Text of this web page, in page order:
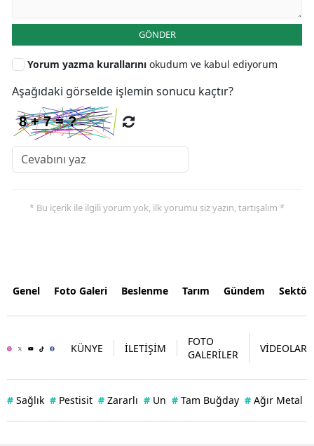
GÖNDER
Yorum yazma kurallarını okudum ve kabul ediyorum
Aşağıdaki görselde işlemin sonucu kaçtır?
* Bu içerik ile ilgili yorum yok, ilk yorumu siz yazın, tartışalım *
Genel Foto Galeri Beslenme Tarım Gündem
KÜNYE İLETİŞİM
FOTO
GALERİLER
VİDEOLAR
# Sağlık # Pestisit # Zararlı # Un # Tam Buğday # Ağır Metal